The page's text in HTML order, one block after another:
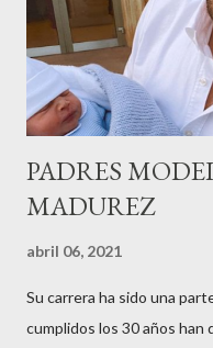
destacadas del sector,así
de comunicación, en una
años peinando almas,
PADRES
MADUREZ
abril 06, 2021
Su carrera ha sido una
cumplidos los 30 años han